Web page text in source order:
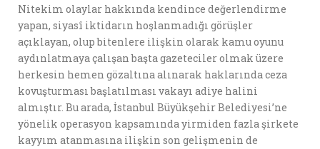
Nitekim olaylar hakkında kendince değerlendirme
yapan, siyasî iktidarın hoşlanmadığı görüşler
açıklayan, olup bitenlere ilişkin olarak kamu oyunu
aydınlatmaya çalışan başta gazeteciler olmak üzere
herkesin hemen gözaltına alınarak haklarında ceza
kovuşturması başlatılması vakayı adiye halini
almıştır. Bu arada, İstanbul Büyükşehir Belediyesi’ne
yönelik operasyon kapsamında yirmiden fazla şirkete
kayyım atanmasına ilişkin son gelişmenin de